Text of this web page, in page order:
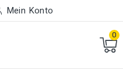
Mein Konto
0